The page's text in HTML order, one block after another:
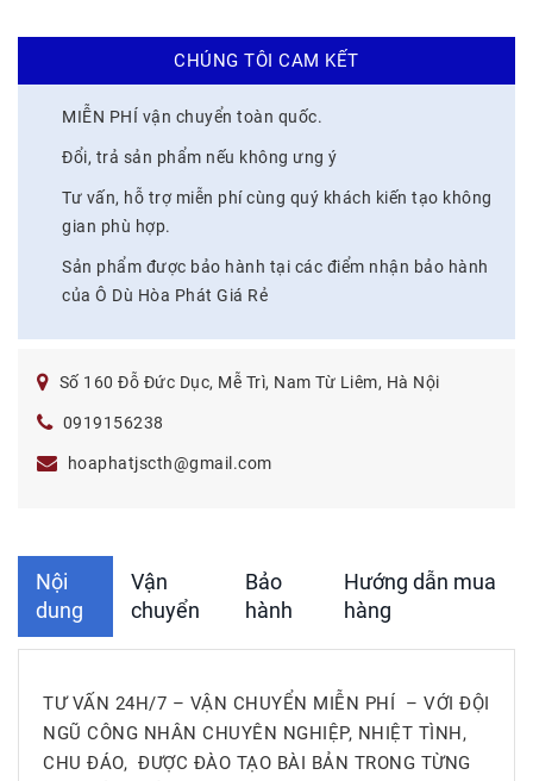
CHÚNG TÔI CAM KẾT
MIỄN PHÍ vận chuyển toàn quốc.
Đổi, trả sản phẩm nếu không ưng ý
Tư vấn, hỗ trợ miễn phí cùng quý khách kiến tạo không
gian phù hợp.
Sản phẩm được bảo hành tại các điểm nhận bảo hành
của Ô Dù Hòa Phát Giá Rẻ
Số 160 Đỗ Đức Dục, Mễ Trì, Nam Từ Liêm, Hà Nội
0919156238
hoaphatjscth@gmail.com
Nội
dung
Vận
chuyển
Bảo
hành
Hướng dẫn mua
hàng
TƯ VẤN 24H/7 – VẬN CHUYỂN MIỄN PHÍ – VỚI ĐỘI
NGŨ CÔNG NHÂN CHUYÊN NGHIỆP, NHIỆT TÌNH,
CHU ĐÁO, ĐƯỢC ĐÀO TẠO BÀI BẢN TRONG TỪNG